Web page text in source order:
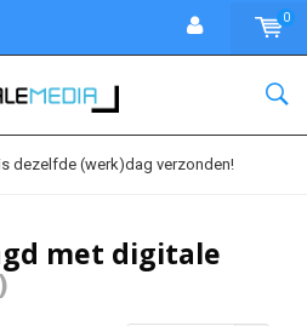
0
dezelfde (werk)dag verzonden!
met digitale